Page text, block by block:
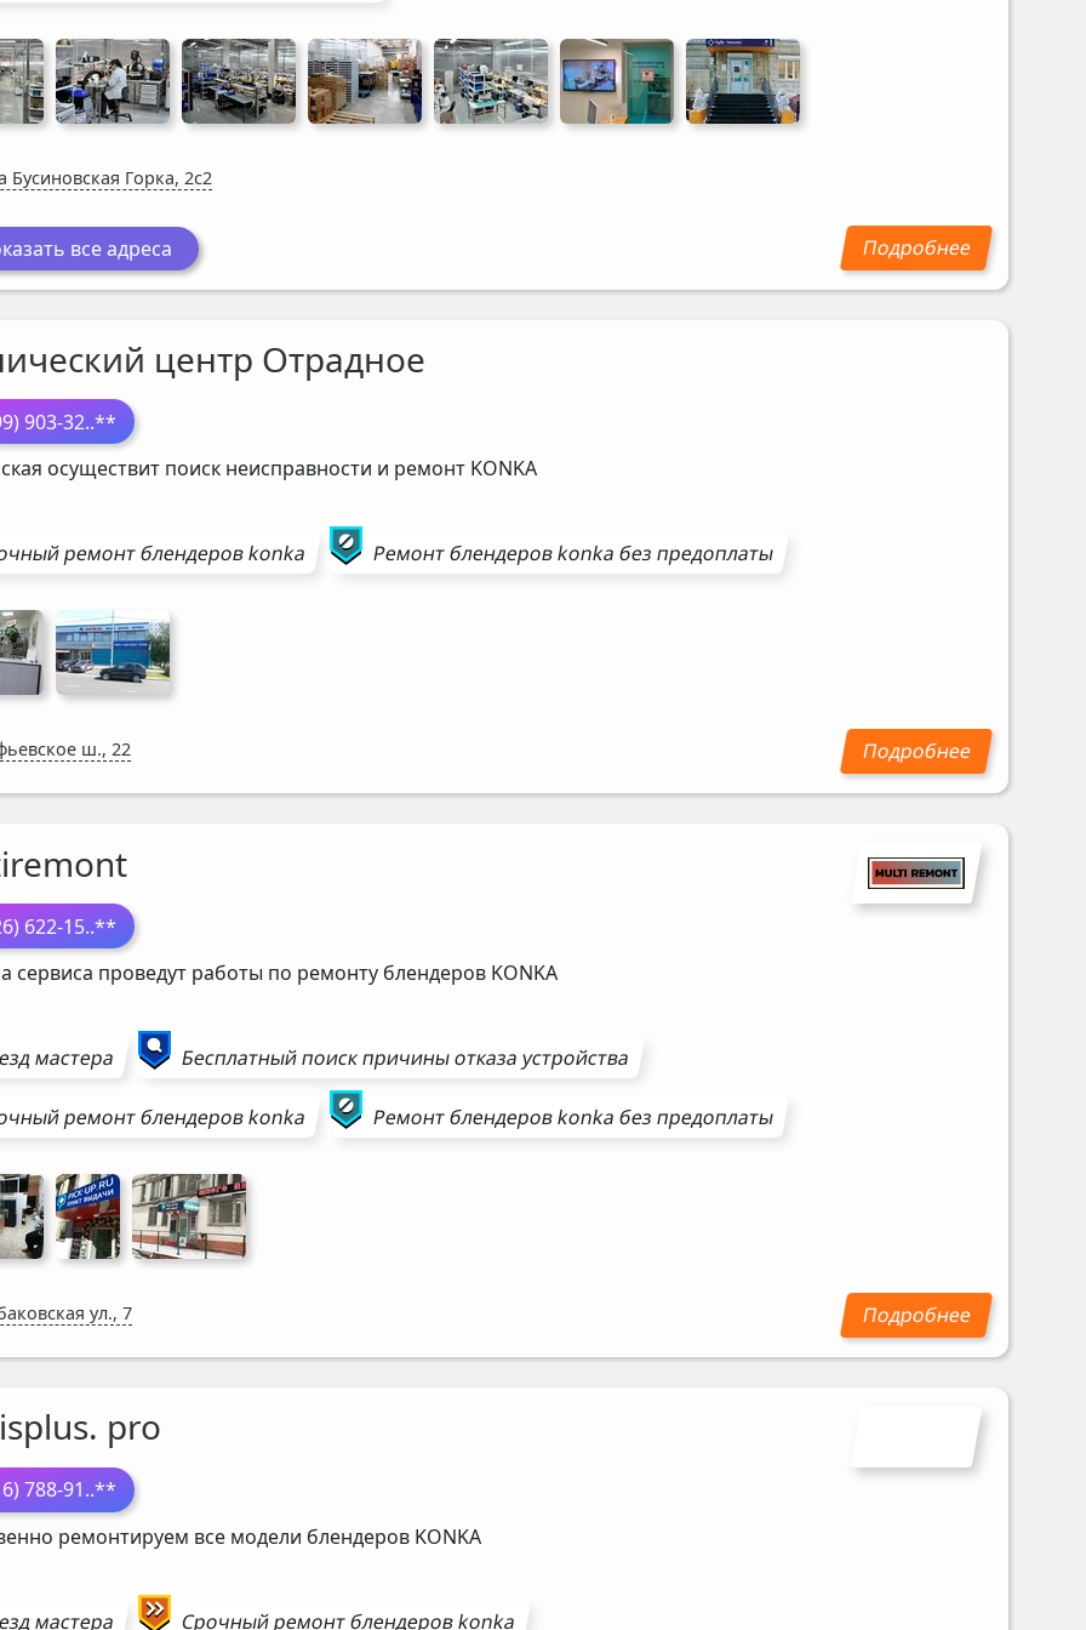
Бусиновская Горка, 2с2
все адреса
центр Отрадное
903-32..**
осуществит поиск неисправности и ремонт KONKA
ремонтблендеровkonka Ремонтблендеровkonkaбез предоплаты
ш., 22
622-15..**
сервиса проведут работы по ремонту блендеров KONKA
мастера Бесплатный поиск причины отказа устройства
ремонтблендеровkonka Ремонтблендеровkonkaбез предоплаты
ул., 7
pro
788-91..**
ремонтируем все модели блендеров KONKA
мастера Срочный ремонтблендеровkonka